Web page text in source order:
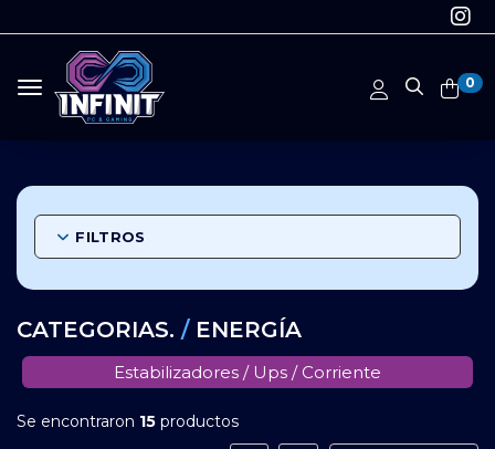
0
Toggle navigation
FILTROS
CATEGORIAS. / ENERGÍA
Estabilizadores / Ups / Corriente
Se encontraron 15 productos